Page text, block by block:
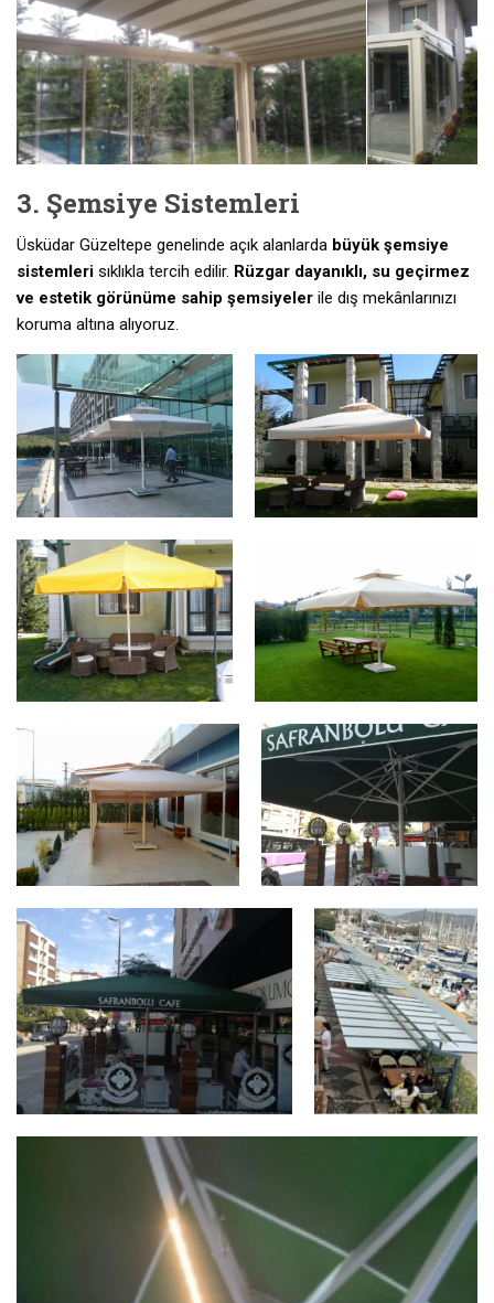
3. Şemsiye Sistemleri
Üsküdar Güzeltepe genelinde açık alanlarda büyük şemsiye
sistemleri sıklıkla tercih edilir. Rüzgar dayanıklı, su geçirmez
ve estetik görünüme sahip şemsiyeler ile dış mekânlarınızı
koruma altına alıyoruz.